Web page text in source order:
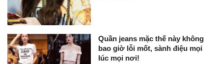
Quần jeans mặc thế này không
bao giờ lỗi mốt, sành điệu mọi
lúc mọi nơi!